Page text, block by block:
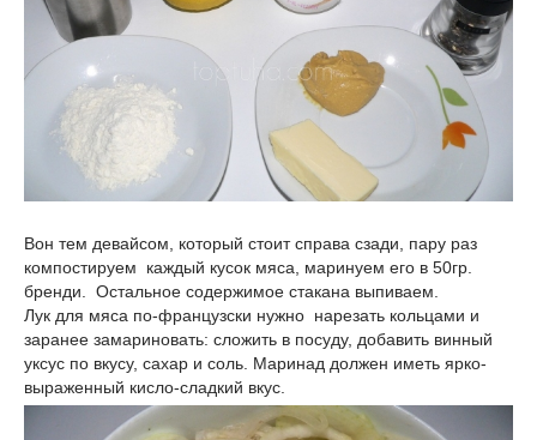
Вон тем девайсом, который стоит справа сзади, пару раз
компостируем каждый кусок мяса, маринуем его в 50гр.
бренди. Остальное содержимое стакана выпиваем.
Лук для мяса по-французски нужно нарезать кольцами и
заранее замариновать: сложить в посуду, добавить винный
уксус по вкусу, сахар и соль. Маринад должен иметь ярко-
выраженный кисло-сладкий вкус.